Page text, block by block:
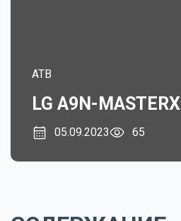
ATB
LG A9N-MASTERX
05.09.2023 65